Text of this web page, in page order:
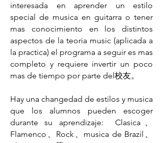
interesada en aprender un estilo
special de musica en guitarra o tener
mas conocimiento en los distintos
aspectos de la teoria music (aplicada a
la practica) el programa a seguir es mas
completo y requiere invertir un poco
mas de tiempo por parte del校友。
Hay una changedad de estilos y musica
que los alumnos pueden escoger
durante su aprendizaje:
Clasica、
Flamenco、Rock、musica de Brazil、